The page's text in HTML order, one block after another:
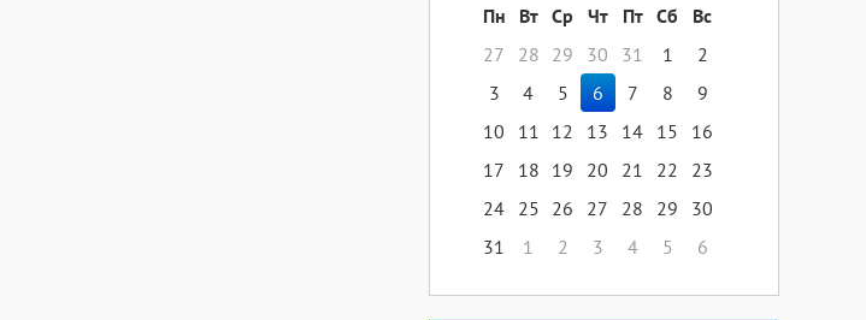
Пн
Вт Ср Чт Пт Сб
Вс
27
28 29 30 31 1
2
3
4 5 6 7 8
9
10
11 12 13 14 15
16
17
18 19 20 21 22
23
24 25 26 27 28 29
30
31
1 2 3 4 5 6